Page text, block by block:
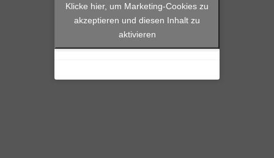
Klicke hier, um Marketing-Cookies zu
akzeptieren und diesen Inhalt zu
aktivieren